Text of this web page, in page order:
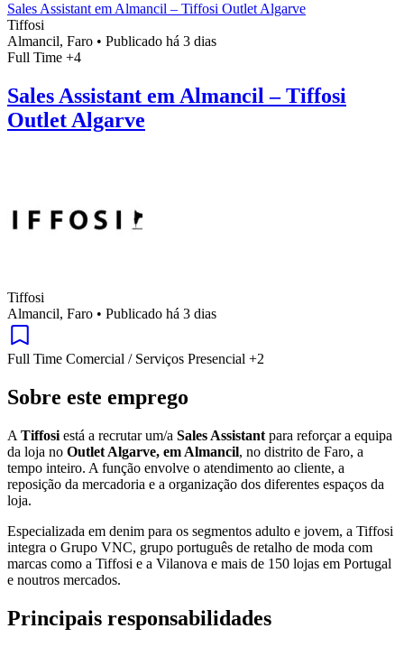
Sales Assistant em Almancil – Tiffosi Outlet Algarve
Tiffosi
Almancil, Faro • Publicado há 3 dias
Full Time +4
Sales Assistant em Almancil – Tiffosi
Outlet Algarve
Tiffosi
Almancil, Faro • Publicado há 3 dias
Full Time Comercial / Serviços Presencial +2
Sobre este emprego
A Tiffosi está a recrutar um/a Sales Assistant para reforçar a equipa
da loja no Outlet Algarve, em Almancil, no distrito de Faro, a
tempo inteiro. A função envolve o atendimento ao cliente, a
reposição da mercadoria e a organização dos diferentes espaços da
loja.
Especializada em denim para os segmentos adulto e jovem, a Tiffosi
integra o Grupo VNC, grupo português de retalho de moda com
marcas como a Tiffosi e a Vilanova e mais de 150 lojas em Portugal
e noutros mercados.
Principais responsabilidades